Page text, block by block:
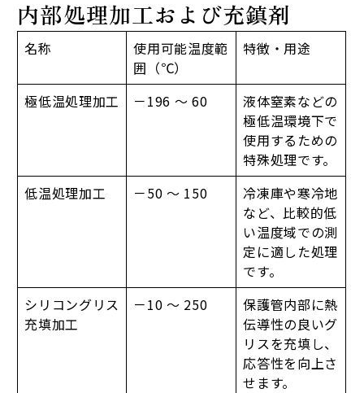
内部処理加工および充鎮剤
名称
使用可能温度範
囲（℃）
特徴・用途
極低温処理加工 －196 ～ 60
液体窒素などの
極低温環境下で
使用するための
特殊処理です。
低温処理加工
－50 ～ 150
冷凍庫や寒冷地
など、比較的低
い温度域での測
定に適した処理
です。
シリコングリス
充填加工
－10 ～ 250
保護管内部に熱
伝導性の良いグ
リスを充填し、
応答性を向上さ
せます。